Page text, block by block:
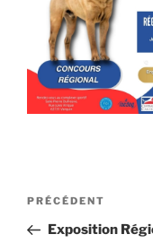
Navigation
de
Article
précédent
PRÉCÉDENT
Exposition